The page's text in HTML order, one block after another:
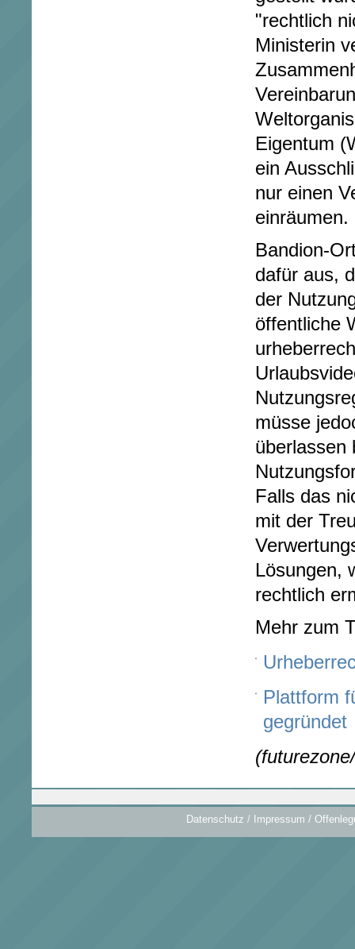
"rechtlich
Ministerin
Eigentum
ein
nur einen
einräumen.
Bandion-
dafür aus,
der
öffentliche
müsse
überlassen
Falls das
mit der
Lösungen,
rechtlich
Mehr zum
Plattform
gegründet
Datenschutz / Impressum /